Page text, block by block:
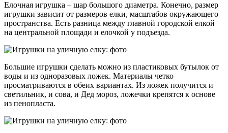
Елочная игрушка – шар большого диаметра. Конечно, размер
игрушки зависит от размеров елки, масштабов окружающего
пространства. Есть разница между главной городской елкой
на центральной площади и елочкой у подъезда.
Большие игрушки сделать можно из пластиковых бутылок от
воды и из одноразовых ложек. Материалы четко
просматриваются в обеих вариантах. Из ложек получится и
светильник, и сова, и Дед мороз, ложечки крепятся к основе
из пенопласта.